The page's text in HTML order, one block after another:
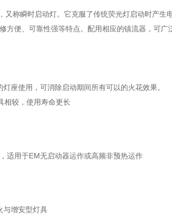
又称瞬时启动灯。它克服了传统荧光灯启动时产生
方便、可靠性强等特点。配用相应的镇流器，可
灯座使用，可消除启动期间所有可以的火花效果。
相较，使用寿命更长
适用于EM无启动器运作或高频非预热运作
与增安型灯具